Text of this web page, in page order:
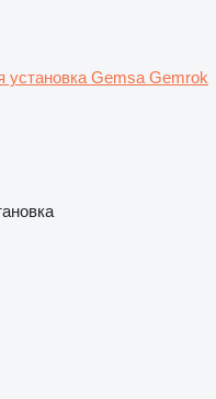
установка Gemsa Gemrok